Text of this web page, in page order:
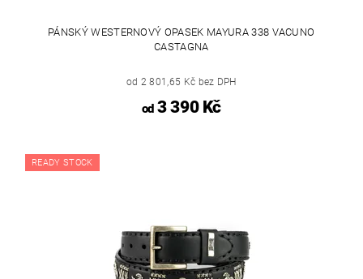
PÁNSKÝ WESTERNOVÝ OPASEK MAYURA 338 VACUNO
CASTAGNA
od 2 801,65 Kč bez DPH
od3 390 Kč
READY STOCK